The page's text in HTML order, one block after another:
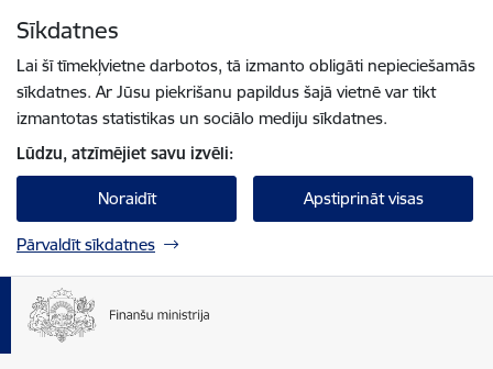
Sīkdatnes
Lai šī tīmekļvietne darbotos, tā izmanto obligāti nepieciešamās
sīkdatnes. Ar Jūsu piekrišanu papildus šajā vietnē var tikt
izmantotas statistikas un sociālo mediju sīkdatnes.
Lūdzu, atzīmējiet savu izvēli:
Noraidīt Apstiprināt visas
Pārvaldīt sīkdatnes